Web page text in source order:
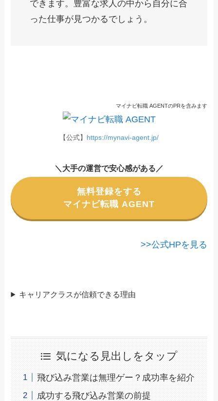
できます。豊富な求人の中から自分に合
った仕事が見つかるでしょう。
マイナビ転職 AGENTのPRを含みます
【公式】 https://mynavi-agent.jp/
＼大手の運営で安心感がある／
無料登録をする
マイナビ転職 AGENT
>>公式HPを見る
キャリアクラスが信頼できる理由
気になる見出しをタップ
飛び込み営業は無理ゲー？成功率を紹介
成功する飛び込み営業の前提